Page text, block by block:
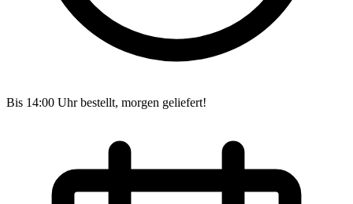
Bis 14:00 Uhr bestellt, morgen geliefert!